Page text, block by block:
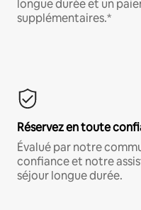
longue durée et un
supplémentaires.*
Réservez en toute
Évalué par notre
confiance et notre
séjour longue durée.